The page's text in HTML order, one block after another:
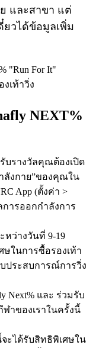
และสาขา แต่
ยวได้ข้อมูลเพิ่ม
NEXT%
บรางวัลคุณต้องเปิด
ลังกาย”ของคุณใน
App (ตั้งค่า >
ารออกกำลังการ
หว่างวันที่ 9-19
ในการซื้อรองเท้า
บประสบการณ์การวิ่ง
Next% และ ร่วมรับ
าของเราในครั้งนี้
ะได้รับสิทธิพิเศษใน